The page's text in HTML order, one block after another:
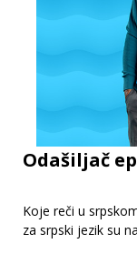
Odašiljač
Koje reči u
za srpski jezik su